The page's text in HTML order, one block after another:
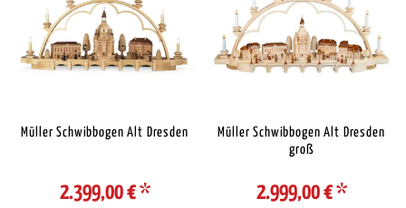
Müller Schwibbogen Alt Dresden
2.399,00 €*
Müller Schwibbogen Alt Dresden
groß
2.999,00 €*